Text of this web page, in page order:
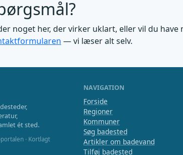
noget her, der virker uklart, eller vil du have
— vi læser alt selv.
ét sted.
· Kortlagt
NAVIGATION
Forside
Regioner
Kommuner
Søg badested
Artikler om badevand
Tilføj badested